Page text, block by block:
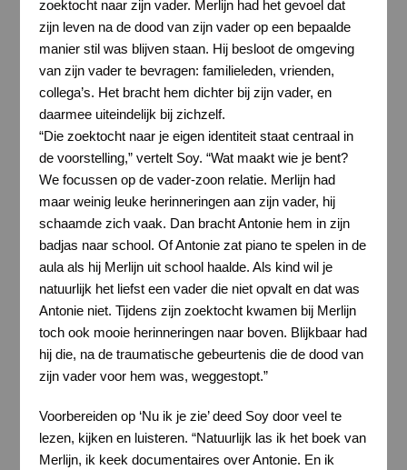
zoektocht naar zijn vader. Merlijn had het gevoel dat
zijn leven na de dood van zijn vader op een bepaalde
manier stil was blijven staan. Hij besloot de omgeving
van zijn vader te bevragen: familieleden, vrienden,
collega’s. Het bracht hem dichter bij zijn vader, en
daarmee uiteindelijk bij zichzelf.
“Die zoektocht naar je eigen identiteit staat centraal in
de voorstelling,” vertelt Soy. “Wat maakt wie je bent?
We focussen op de vader-zoon relatie. Merlijn had
maar weinig leuke herinneringen aan zijn vader, hij
schaamde zich vaak. Dan bracht Antonie hem in zijn
badjas naar school. Of Antonie zat piano te spelen in de
aula als hij Merlijn uit school haalde. Als kind wil je
natuurlijk het liefst een vader die niet opvalt en dat was
Antonie niet. Tijdens zijn zoektocht kwamen bij Merlijn
toch ook mooie herinneringen naar boven. Blijkbaar had
hij die, na de traumatische gebeurtenis die de dood van
zijn vader voor hem was, weggestopt.”
Voorbereiden op ‘Nu ik je zie’ deed Soy door veel te
lezen, kijken en luisteren. “Natuurlijk las ik het boek van
Merlijn, ik keek documentaires over Antonie. En ik